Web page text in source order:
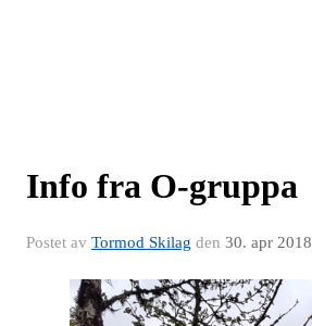
Info fra O-gruppa
Postet av Tormod Skilag den 30. apr 2018